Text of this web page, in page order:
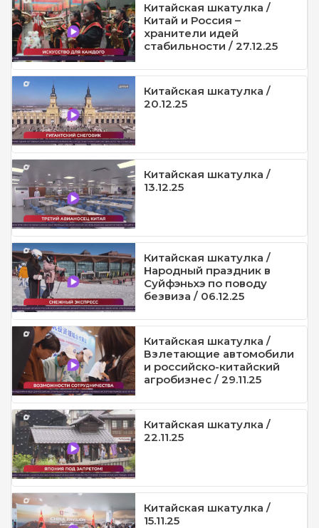
Китайская шкатулка /
Китай и Россия –
хранители идей
стабильности / 27.12.25
Китайская шкатулка /
20.12.25
Китайская шкатулка /
13.12.25
Китайская шкатулка /
Народный праздник в
Суйфэньхэ по поводу
безвиза / 06.12.25
Китайская шкатулка /
Взлетающие автомобили
и российско-китайский
агробизнес / 29.11.25
Китайская шкатулка /
22.11.25
Китайская шкатулка /
15.11.25